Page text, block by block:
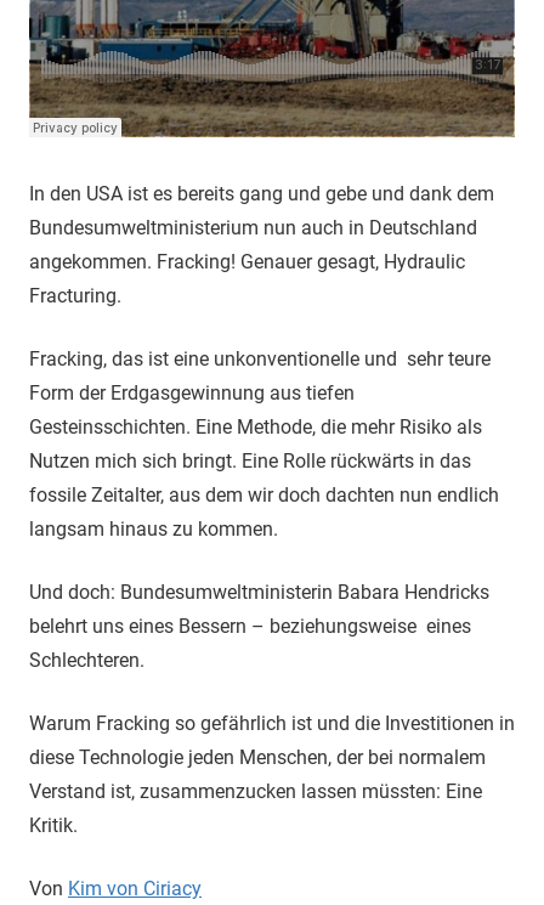
In den USA ist es bereits gang und gebe und dank dem
Bundesumweltministerium nun auch in Deutschland
angekommen. Fracking! Genauer gesagt, Hydraulic
Fracturing.
Fracking, das ist eine unkonventionelle und sehr teure
Form der Erdgasgewinnung aus tiefen
Gesteinsschichten. Eine Methode, die mehr Risiko als
Nutzen mich sich bringt. Eine Rolle rückwärts in das
fossile Zeitalter, aus dem wir doch dachten nun endlich
langsam hinaus zu kommen.
Und doch: Bundesumweltministerin Babara Hendricks
belehrt uns eines Bessern – beziehungsweise eines
Schlechteren.
Warum Fracking so gefährlich ist und die Investitionen in
diese Technologie jeden Menschen, der bei normalem
Verstand ist, zusammenzucken lassen müssten: Eine
Kritik.
Von Kim von Ciriacy